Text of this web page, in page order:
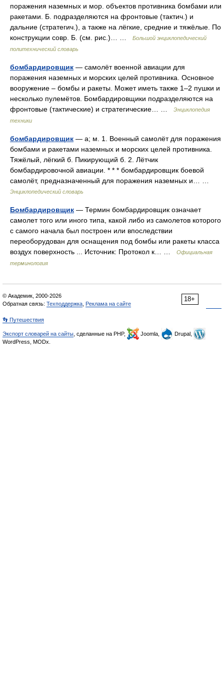
поражения наземных и мор. объектов противника бомбами или
ракетами. Б. подразделяются на фронтовые (тактич.) и
дальние (стратегич.), а также на лёгкие, средние и тяжёлые. По
конструкции совр. Б. (см. рис.)… …
Большой энциклопедический
политехнический словарь
бомбардировщик — самолёт военной авиации для
поражения наземных и морских целей противника. Основное
вооружение – бомбы и ракеты. Может иметь также 1–2 пушки и
несколько пулемётов. Бомбардировщики подразделяются на
фронтовые (тактические) и стратегические… …
Энциклопедия
техники
бомбардировщик — а; м. 1. Военный самолёт для поражения
бомбами и ракетами наземных и морских целей противника.
Тяжёлый, лёгкий б. Пикирующий б. 2. Лётчик
бомбардировочной авиации. * * * бомбардировщик боевой
самолёт, предназначенный для поражения наземных и… …
Энциклопедический словарь
Бомбардировщик — Термин бомбардировщик означает
самолет того или иного типа, какой либо из самолетов которого
с самого начала был построен или впоследствии
переоборудован для оснащения под бомбы или ракеты класса
воздух поверхность ... Источник: Протокол к… …
Официальная
терминология
18+
© Академик, 2000-2026
Обратная связь: Техподдержка Реклама на сайте
👣 Путешествия
Экспорт словарей на сайты , сделанные на PHP, Joomla,
Drupal,
WordPress, MODx.